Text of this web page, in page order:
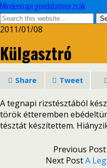
Mindennapi gondolatmorzsák
2011/01/08
Külgasztró
Share Tweet
A tegnapi rizstésztából
török étteremben
tésztát készítettem.
Previous Post
Next PostA